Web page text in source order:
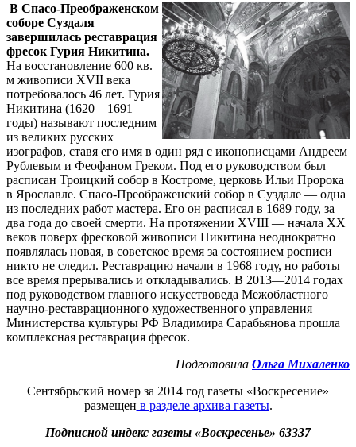
В Спасо-Преображенском
соборе Суздаля
завершилась реставрация
фресок Гурия Никитина.
На восстановление 600 кв.
м живописи XVII века
потребовалось 46 лет. Гурия
Никитина (1620—1691
годы) называют последним
из великих русских
изографов, ставя его имя в один ряд с иконописцами Андреем
Рублевым и Феофаном Греком. Под его руководством был
расписан Троицкий собор в Костроме, церковь Ильи Пророка
в Ярославле. Спасо-Преображенский собор в Суздале — одна
из последних работ мастера. Его он расписал в 1689 году, за
два года до своей смерти. На протяжении XVIII — начала XX
веков поверх фресковой живописи Никитина неоднократно
появлялась новая, в советское время за состоянием росписи
никто не следил. Реставрацию начали в 1968 году, но работы
все время прерывались и откладывались. В 2013—2014 годах
под руководством главного искусствоведа Межобластного
научно-реставрационного художественного управления
Министерства культуры РФ Владимира Сарабьянова прошла
комплексная реставрация фресок.
Подготовила Ольга Михаленко
Сентябрьский номер за 2014 год газеты «Воскресение»
размещен в разделе архива газеты.
Подписной индекс газеты «Воскресенье» 63337